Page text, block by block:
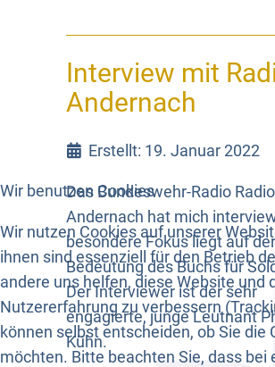
Interview mit
Andernach
Erstellt: 19. Januar 2022
Das Bundeswehr-Radio Radio
Andernach hat mich
besondere Fokus liegt auf der
Bedeutung des Buchs für
Der Interviewer ist der sehr
engagierte, junge Leutnant
Kühn.
Wir benutzen Cookies
Wir nutzen Cookies auf unserer
ihnen sind essenziell für den Betrieb
andere uns helfen, diese Website und
Nutzererfahrung zu verbessern
können selbst entscheiden, ob Sie die
möchten. Bitte beachten Sie, dass bei